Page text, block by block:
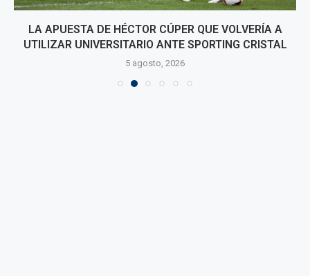
LA APUESTA DE HÉCTOR CÚPER QUE VOLVERÍA A
UTILIZAR UNIVERSITARIO ANTE SPORTING CRISTAL
5 agosto, 2026